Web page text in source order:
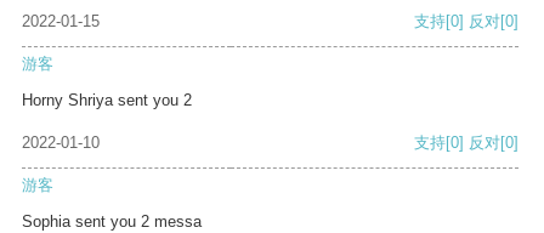
2022-01-15 支持[0] 反对[0]
游客
Horny Shriya sent you 2
2022-01-10 支持[0] 反对[0]
游客
Sophia sent you 2 messa